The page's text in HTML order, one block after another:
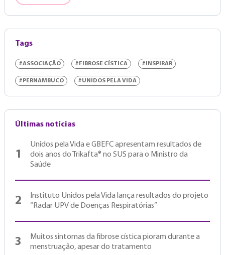
Tags
#ASSOCIAÇÃO #FIBROSE CÍSTICA #INSPIRAR
#PERNAMBUCO #UNIDOS PELA VIDA
Últimas notícias
1
Unidos pela Vida e GBEFC apresentam resultados de
dois anos do Trikafta® no SUS para o Ministro da
Saúde
2
Instituto Unidos pela Vida lança resultados do projeto
“Radar UPV de Doenças Respiratórias”
3
Muitos sintomas da fibrose cística pioram durante a
menstruação, apesar do tratamento